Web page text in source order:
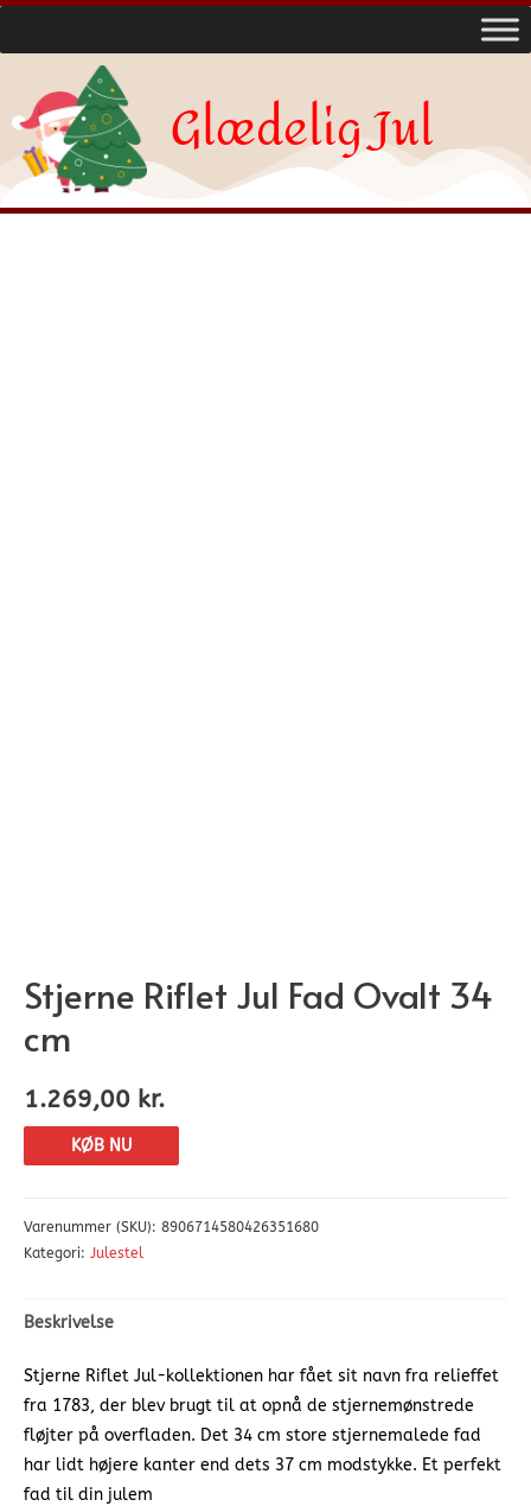
Glædelig Jul
Stjerne Riflet Jul Fad Ovalt 34
cm
1.269,00 kr.
KØB NU
Varenummer (SKU): 8906714580426351680
Kategori: Julestel
Beskrivelse
Stjerne Riflet Jul-kollektionen har fået sit navn fra relieffet
fra 1783, der blev brugt til at opnå de stjernemønstrede
fløjter på overfladen. Det 34 cm store stjernemalede fad
har lidt højere kanter end dets 37 cm modstykke. Et perfekt
fad til din julem